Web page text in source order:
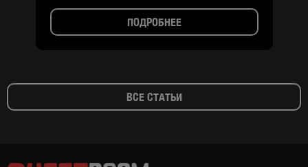
ПОДРОБНЕЕ
ВСЕ СТАТЬИ